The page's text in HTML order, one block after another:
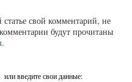
свой комментарий, не
будут прочитаны
.
или введите свои данные: